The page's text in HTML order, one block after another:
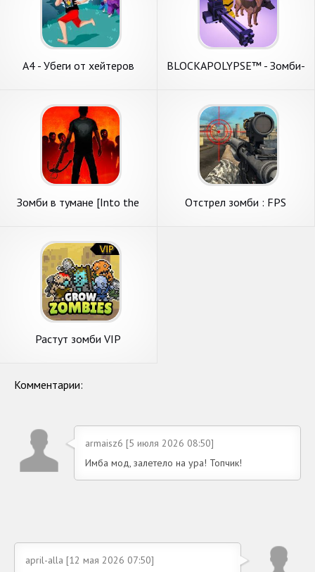
А4 - Убеги от хейтеров
BLOCKAPOLYPSE™ - Зомби-
Зомби в тумане [Into the
Отстрел зомби : FPS
Растут зомби VIP
Комментарии:
armaisz6 [5 июля 2026 08:50]
Имба мод, залетело на ура! Топчик!
april-alla [12 мая 2026 07:50]